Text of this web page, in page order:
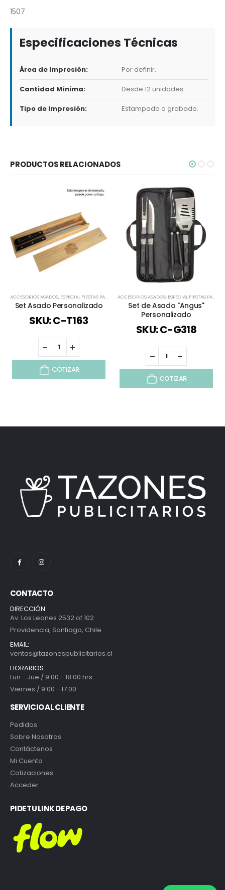
1507
Especificaciones Técnicas
Área de Impresión: Por definir.
Cantidad Mínima: Desde 12 unidades.
Tipo de Impresión: Estampado o grabado.
PRODUCTOS RELACIONADOS
ACCESORIOS ASADOS, ESPECIAL FIESTAS PATRIAS ,REGALOS DÍA DEL PADRE,REGALOS FIESTAS
Set Asado Personalizado
SKU: C-T163
COTIZAR
ACCESORIOS ASADOS, ESPECIAL FIESTAS PATRIAS
Set de Asado "Angus"
Personalizado
SKU: C-G318
COTIZAR
CONTACTO
DIRECCIÓN:
Av. Los Leones 2532 of 102
Providencia, Santiago, Chile
EMAIL:
ventas@tazonespublicitarios.cl
HORARIOS:
Lun - Jue / 9:00 - 18:00 hrs.
Viernes / 9:00 - 17:00
SERVICIO AL CLIENTE
Pedidos
Sobre Nosotros
Contáctenos
Mi Cuenta
Cotizaciones
Acceder
PIDE TU LINK DE PAGO